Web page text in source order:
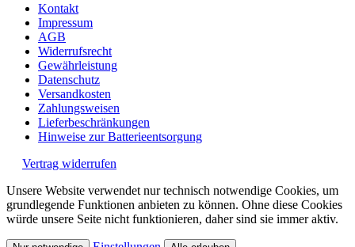
Kontakt
Impressum
AGB
Widerrufsrecht
Gewährleistung
Datenschutz
Versandkosten
Zahlungsweisen
Lieferbeschränkungen
Hinweise zur Batterieentsorgung
Vertrag widerrufen
Unsere Website verwendet nur technisch notwendige Cookies, um
grundlegende Funktionen anbieten zu können. Ohne diese Cookies
würde unsere Seite nicht funktionieren, daher sind sie immer aktiv.